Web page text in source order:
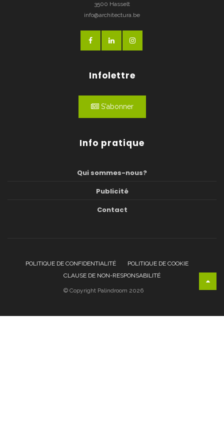
3500 Hasselt
info@architectura.be
Infolettre
S'abonner
Info pratique
Qui sommes-nous?
Publicité
Contact
POLITIQUE DE CONFIDENTIALITÉ
POLITIQUE DE COOKIE
CLAUSE DE NON-RESPONSABILITÉ
© Copyright Palindroom 2026